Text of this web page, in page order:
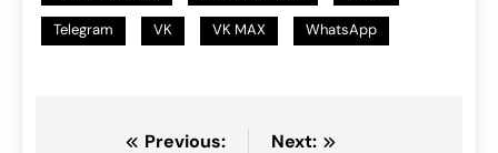
Telegram VK VK MAX WhatsApp
Previous:
Next: